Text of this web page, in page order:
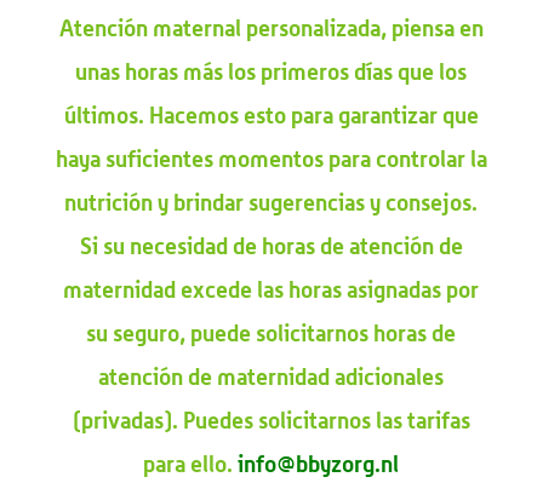
Atención maternal personalizada, piensa en
unas horas más los primeros días que los
últimos. Hacemos esto para garantizar que
haya suficientes momentos para controlar la
nutrición y brindar sugerencias y consejos.
Si su necesidad de horas de atención de
maternidad excede las horas asignadas por
su seguro, puede solicitarnos horas de
atención de maternidad adicionales
(privadas). Puedes solicitarnos las tarifas
para ello. info@bbyzorg.nl